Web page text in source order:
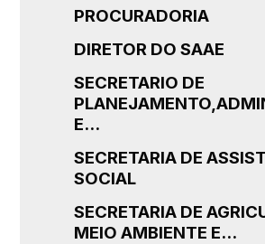
PROCURADORIA
DIRETOR DO SAAE
SECRETARIO DE
E...
SECRETARIA DE
SOCIAL
SECRETARIA DE
MEIO AMBIENTE E...